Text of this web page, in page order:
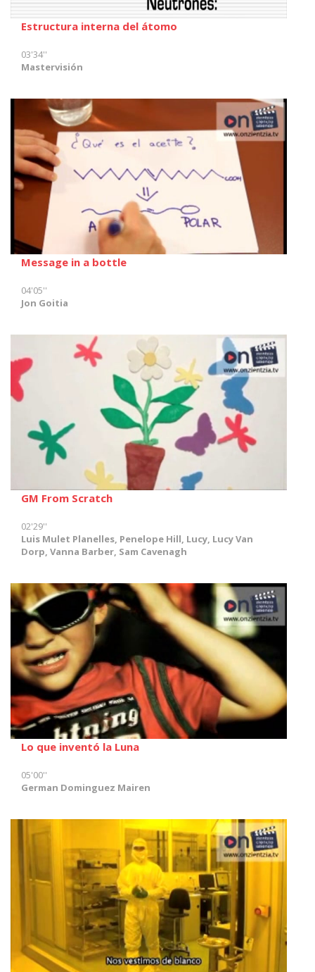
Estructura interna del átomo
03'34''
Mastervisión
Message in a bottle
04'05''
Jon Goitia
GM From Scratch
02'29''
Luis Mulet Planelles, Penelope Hill, Lucy, Lucy Van
Dorp, Vanna Barber, Sam Cavenagh
Lo que inventó la Luna
05'00''
German Dominguez Mairen